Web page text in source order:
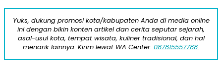
Yuks, dukung promosi kota/kabupaten Anda di media online
ini dengan bikin konten artikel dan cerita seputar sejarah,
asal-usul kota, tempat wisata, kuliner tradisional, dan hal
menarik lainnya. Kirim lewat WA Center: 087815557788.